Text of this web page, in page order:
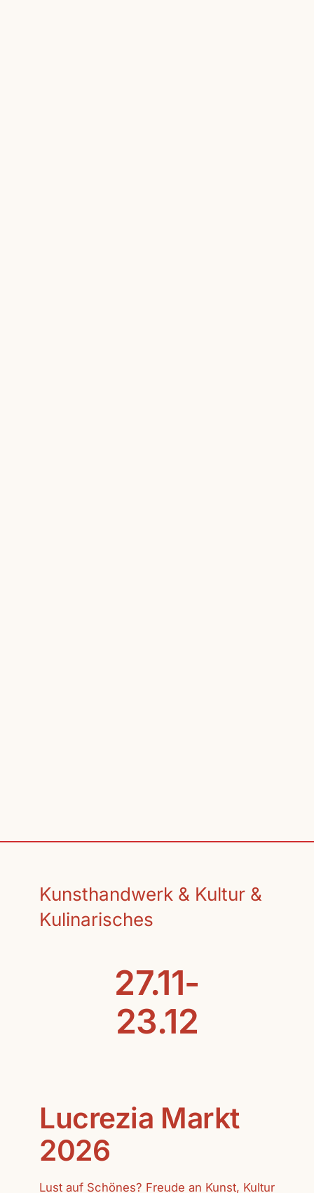
Kunsthandwerk & Kultur &
Kulinarisches
27.11-
23.12
Lucrezia Markt
2026
Lust auf Schönes? Freude an Kunst, Kultur